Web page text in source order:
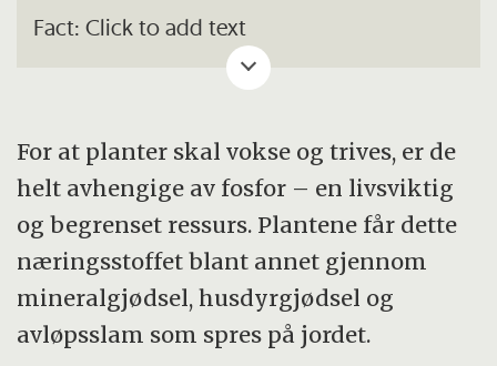
Fact: Click to add text
For at planter skal vokse og trives, er de
helt avhengige av fosfor – en livsviktig
og begrenset ressurs. Plantene får dette
næringsstoffet blant annet gjennom
mineralgjødsel, husdyrgjødsel og
avløpsslam som spres på jordet.